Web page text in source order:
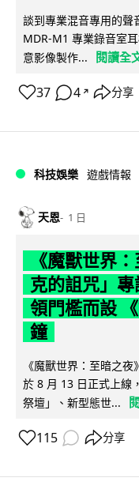
談到專業混音專用的聲
MDR-M1 專業錄音室
意影像製作...
閱讀全
37 4 ↗ 分享
科技娛樂 遊戲情報
天恩 1 日
《魔獸世界
克的詛咒」
領門檻而設
鐘
《魔獸世界：至暗之
於 8 月 13 日正式上線
祭壇」、新型態世...
115 分享